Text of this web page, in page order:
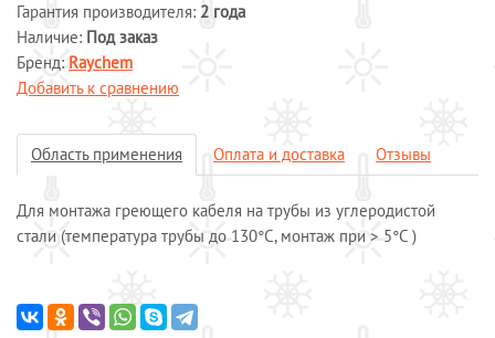
Специальные кабели
Системы защиты от протечек воды
Обогрев морозильных камер
Отопление и водоснабжение
ОПЛАТА И ДОСТАВКА
КАЛЬКУЛЯТОР
КОНТАКТЫ
Гарантия производителя: 2 года
Наличие: Под заказ
Бренд: Raychem
Добавить к сравнению
Область применения Оплата и доставка Отзывы
Для монтажа греющего кабеля на трубы из углеродистой
стали (температура трубы до 130°C, монтаж при > 5°C )